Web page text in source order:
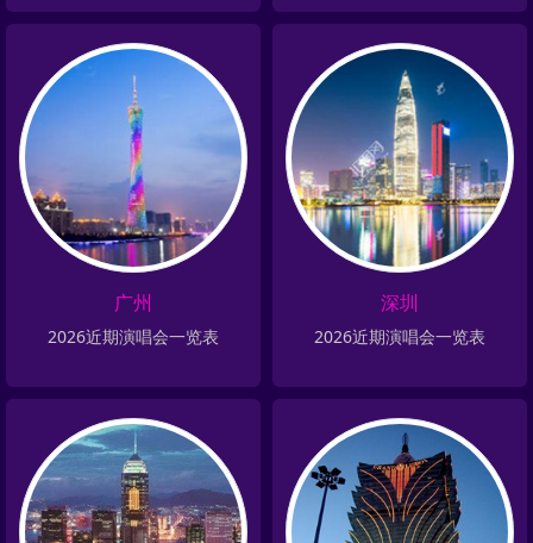
广州
2026近期演唱会一览表
深圳
2026近期演唱会一览表